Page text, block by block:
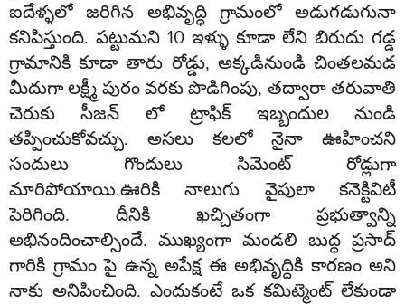
ఐదేళ్ళలో జరిగిన అభివృద్ధి గ్రామంలో అడుగడుగునా
కనిపిస్తుంది. పట్టుమని 10 ఇళ్ళు కూడా లేని బిరుదు గడ్డ
గ్రామానికి కూడా తారు రోడ్డు, అక్కడినుండి చింతలమడ
మీదుగా లక్ష్మీ పురం వరకు పొడిగింపు, తద్వారా తరువాతి
చెరుకు సీజన్ లో ట్రాఫిక్ ఇబ్బందుల నుండి
తప్పించుకోవచ్చు. అసలు కలలో నైనా ఊహించని
సందులు గొందులు సిమెంట్ రోడ్లుగా
మారిపోయాయి.ఊరికి నాలుగు వైపులా కనెక్టివిటీ
పెరిగింది. దీనికి ఖచ్చితంగా ప్రభుత్వాన్ని
అభినందించాల్సిందే. ముఖ్యంగా మండలి బుద్ధ ప్రసాద్
గారికి గ్రామం పై ఉన్న అపేక్ష ఈ అభివృద్దికి కారణం అని
నాకు అనిపించింది. ఎందుకంటే ఒక కమిట్మెంట్ లేకుండా